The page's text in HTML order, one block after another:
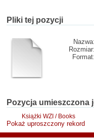
Pliki tej pozycji
Pozycja
Książki WZI / Books
Pokaż uproszczony rekord